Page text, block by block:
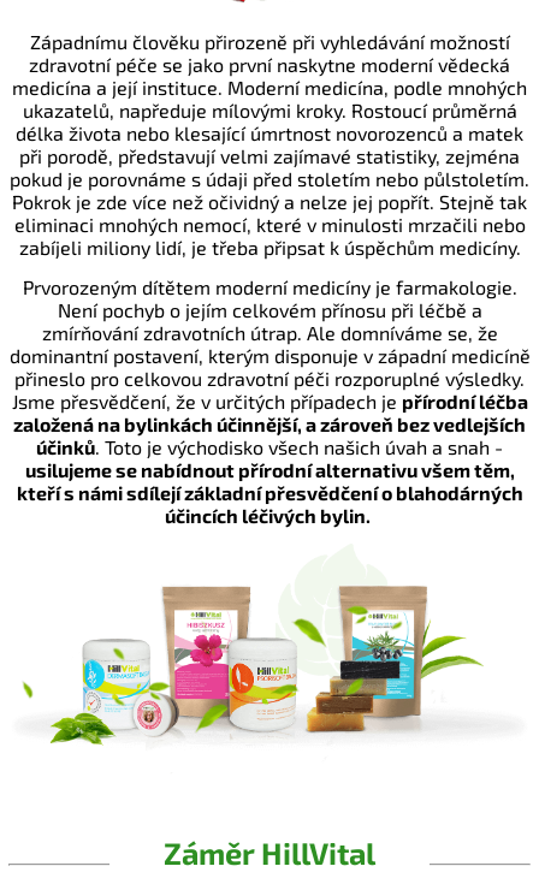
Západnímu člověku přirozeně při vyhledávání možností
zdravotní péče se jako první naskytne moderní vědecká
medicína a její instituce. Moderní medicína, podle mnohých
ukazatelů, napředuje mílovými kroky. Rostoucí průměrná
délka života nebo klesající úmrtnost novorozenců a matek
při porodě, představují velmi zajímavé statistiky, zejména
pokud je porovnáme s údaji před stoletím nebo půlstoletím.
Pokrok je zde více než očividný a nelze jej popřít. Stejně tak
eliminaci mnohých nemocí, které v minulosti mrzačili nebo
zabíjeli miliony lidí, je třeba připsat k úspěchům medicíny.
Prvorozeným dítětem moderní medicíny je farmakologie.
Není pochyb o jejím celkovém přínosu při léčbě a
zmírňování zdravotních útrap. Ale domníváme se, že
dominantní postavení, kterým disponuje v západní medicíně
přineslo pro celkovou zdravotní péči rozporuplné výsledky.
Jsme přesvědčení, že v určitých případech je přírodní léčba
založená na bylinkách účinnější, a zároveň bez vedlejších
účinků. Toto je východisko všech našich úvah a snah -
usilujeme se nabídnout přírodní alternativu všem těm,
kteří s námi sdílejí základní přesvědčení o blahodárných
účincích léčivých bylin.
Záměr HillVital